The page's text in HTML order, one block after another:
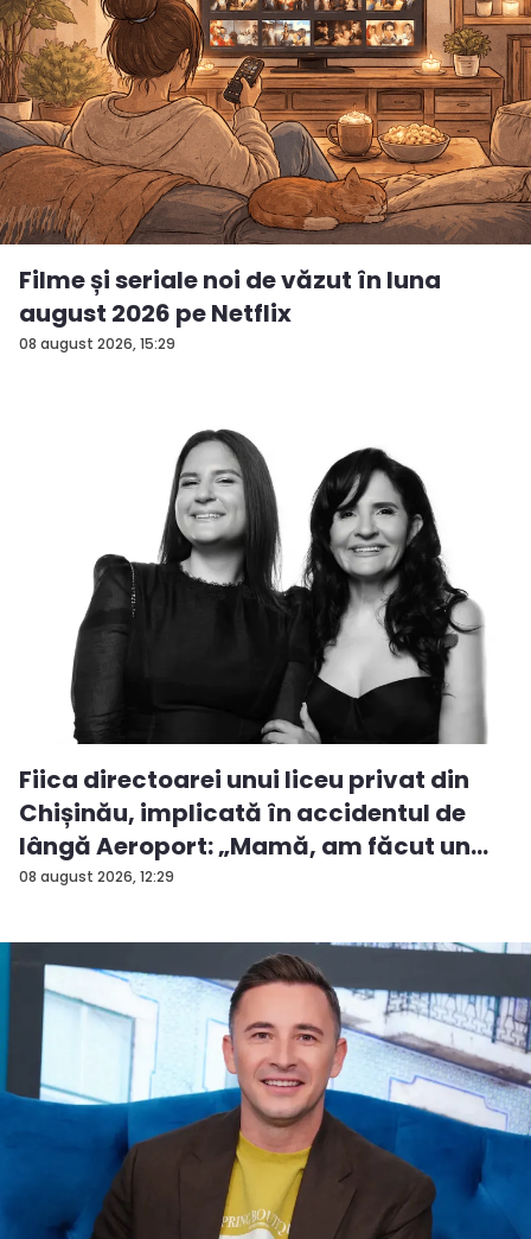
08 august 2026, 15:29
Filme și seriale noi de văzut în luna
august 2026 pe Netflix
08 august 2026, 12:29
Fiica directoarei unui liceu privat din
Chișinău, implicată în accidentul de
lângă Aeroport: „Mamă, am făcut un
ac...